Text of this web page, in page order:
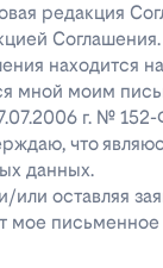
редакция
Соглашения.
находится
мной моим
г. №
что
данных.
или оставляя
мое